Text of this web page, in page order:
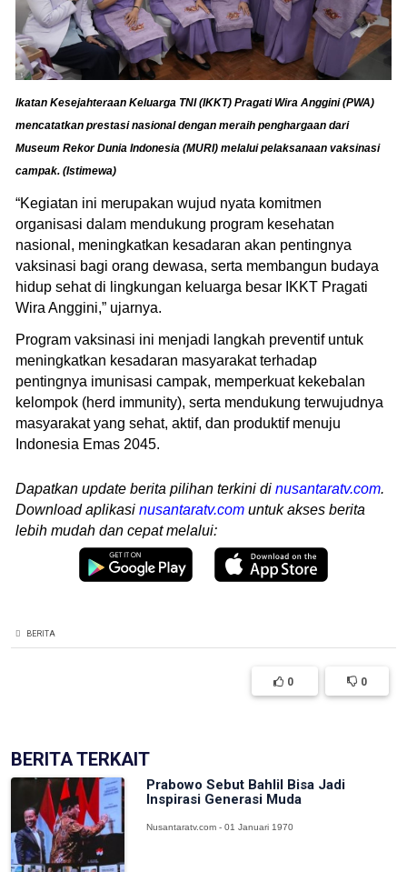
Ikatan Kesejahteraan Keluarga TNI (IKKT) Pragati Wira Anggini (PWA)
mencatatkan prestasi nasional dengan meraih penghargaan dari
Museum Rekor Dunia Indonesia (MURI) melalui pelaksanaan vaksinasi
campak. (Istimewa)
“Kegiatan ini merupakan wujud nyata komitmen
organisasi dalam mendukung program kesehatan
nasional, meningkatkan kesadaran akan pentingnya
vaksinasi bagi orang dewasa, serta membangun budaya
hidup sehat di lingkungan keluarga besar IKKT Pragati
Wira Anggini,” ujarnya.
Program vaksinasi ini menjadi langkah preventif untuk
meningkatkan kesadaran masyarakat terhadap
pentingnya imunisasi campak, memperkuat kekebalan
kelompok (herd immunity), serta mendukung terwujudnya
masyarakat yang sehat, aktif, dan produktif menuju
Indonesia Emas 2045.
Dapatkan update berita pilihan terkini di nusantaratv.com.
Download aplikasi nusantaratv.com untuk akses berita
lebih mudah dan cepat melalui:
BERITA
0 0
BERITA TERKAIT
Prabowo Sebut Bahlil Bisa Jadi
Inspirasi Generasi Muda
Nusantaratv.com - 01 Januari 1970